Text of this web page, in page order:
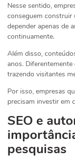
Nesse sentido,
conseguem construir
depender apenas de
continuamente.
Além disso,
anos.
trazendo visitantes
Por isso, empresas
precisam investir em
SEO e
pesquisas